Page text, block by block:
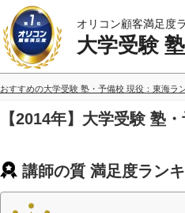
オリコン顧客満足度
大学受験
おすすめの大学受験 塾・予備校 現役：東海ラ
【2014年】大学受験 塾
講師の質 満足度ラン